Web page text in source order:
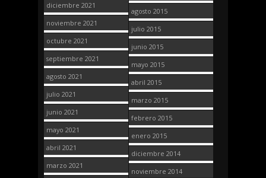
diciembre 2021
noviembre 2021
octubre 2021
septiembre 2021
agosto 2021
julio 2021
junio 2021
mayo 2021
abril 2021
marzo 2021
agosto 2015
julio 2015
junio 2015
mayo 2015
abril 2015
marzo 2015
febrero 2015
enero 2015
diciembre 2014
noviembre 2014